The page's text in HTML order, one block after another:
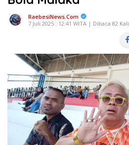
RaebesiNews.Com
7 Juli 2025 : 12:41 WITA | Dibaca 82 Kali